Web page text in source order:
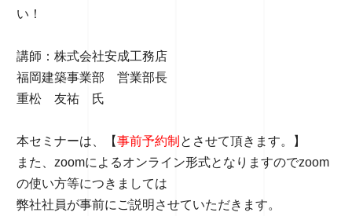
い！
講師：株式会社安成工務店
福岡建築事業部 営業部長
重松 友祐 氏
本セミナーは、【事前予約制 とさせて頂きます。】
また、zoomによるオンライン形式となりますのでzoom
の使い方等につきましては
弊社社員が事前にご説明させていただきます。